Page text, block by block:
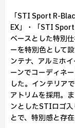
「STI Sport R-
EX」・「STI
ベースとした特別
ーを特別色として
ンテナ、アルミホ
ーンでコーディネ
した。インテリア
アトリムを採用。
ンとしたSTIロゴ
とで、特別感と存